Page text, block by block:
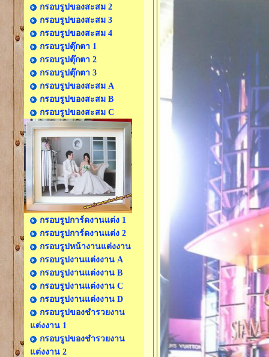
กรอบรูปของสะสม 2
กรอบรูปของสะสม 3
กรอบรูปของสะสม 4
กรอบรูปตุ๊กตา 1
กรอบรูปตุ๊กตา 2
กรอบรูปตุ๊กตา 3
กรอบรูปของสะสม A
กรอบรูปของสะสม B
กรอบรูปของสะสม C
กรอบรูปการ์ดงานแต่ง 1
กรอบรูปการ์ดงานแต่ง 2
กรอบรูปหน้างานแต่งงาน
กรอบรูปงานแต่งงาน A
กรอบรูปงานแต่งงาน B
กรอบรูปงานแต่งงาน C
กรอบรูปงานแต่งงาน D
กรอบรูปของชำรวยงาน
แต่งงาน 1
กรอบรูปของชำรวยงาน
แต่งงาน 2